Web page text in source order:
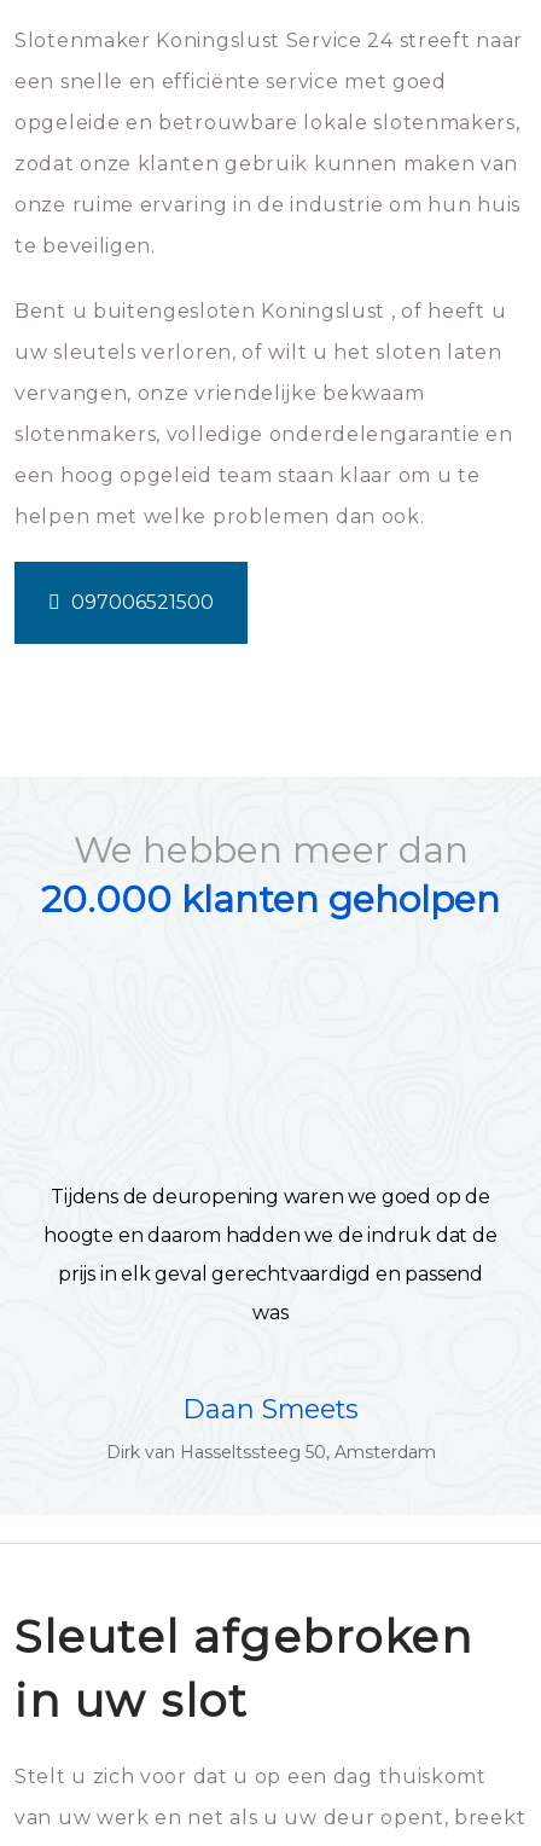
Slotenmaker Koningslust Service 24 streeft naar
een snelle en efficiënte service met goed
opgeleide en betrouwbare lokale slotenmakers,
zodat onze klanten gebruik kunnen maken van
onze ruime ervaring in de industrie om hun huis
te beveiligen.
Bent u buitengesloten Koningslust , of heeft u
uw sleutels verloren, of wilt u het sloten laten
vervangen, onze vriendelijke bekwaam
slotenmakers, volledige onderdelengarantie en
een hoog opgeleid team staan klaar om u te
helpen met welke problemen dan ook.
097006521500
We hebben meer dan
20.000 klanten geholpen
Tijdens de deuropening waren we goed op de
hoogte en daarom hadden we de indruk dat de
prijs in elk geval gerechtvaardigd en passend
was
Daan Smeets
Dirk van Hasseltssteeg 50, Amsterdam
Sleutel afgebroken
in uw slot
Stelt u zich voor dat u op een dag thuiskomt
van uw werk en net als u uw deur opent, breekt